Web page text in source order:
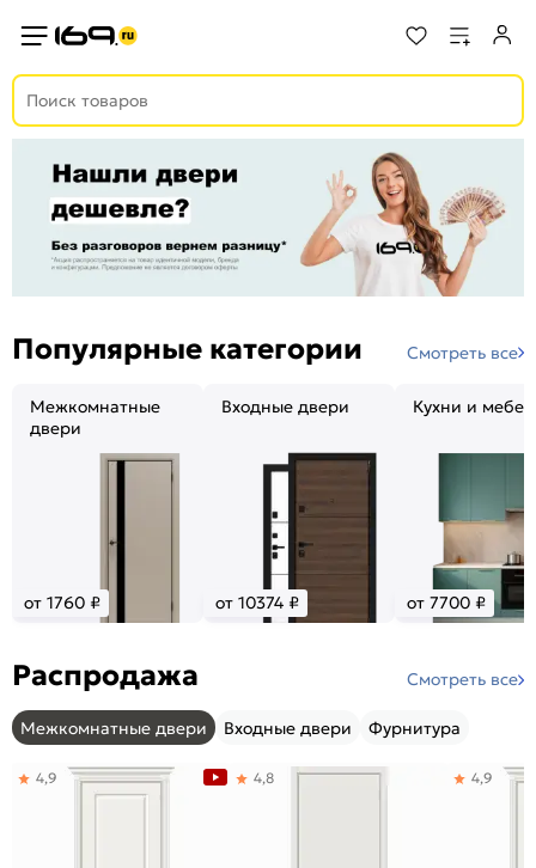
Популярные категории Смотреть все
Межкомнатные
двери
от 1760 ₽
Входные двери
от 10374 ₽
Кухни и
от 7700 ₽
Распродажа Смотреть все
Межкомнатные двери Входные двери Фурнитура
4,9 4,8 4,9